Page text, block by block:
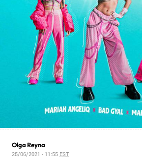
Olga Reyna
25/06/2021 - 11:55 EST